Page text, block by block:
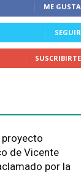
ME GUSTA
SEGUIR
SUSCRIBIRTE
proyecto
de Vicente
por la